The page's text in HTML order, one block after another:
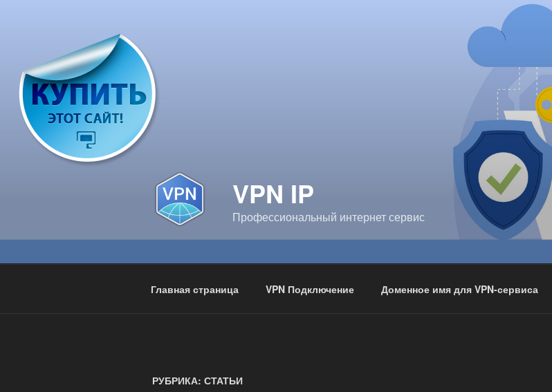
VPN IP
Профессиональный интернет сервис
Главная страница VPN Подключение Доменное имя для VPN-сервиса
РУБРИКА: СТАТЬИ